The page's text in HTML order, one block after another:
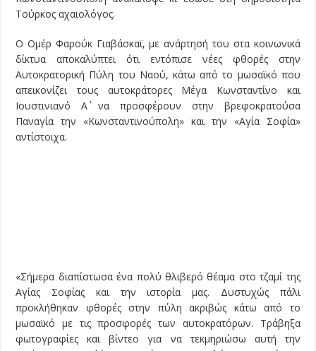
Τούρκος αχαιολόγος.
Ο Ομέρ Φαρούκ Γιαβάσκαϊ, με ανάρτησή του στα κοινωνικά
δίκτυα αποκαλύπτει ότι εντόπισε νέες φθορές στην
Αυτοκρατορική Πύλη του Ναού, κάτω από το μωσαϊκό που
απεικονίζει τους αυτοκράτορες Μέγα Κωνσταντίνο και
Ιουστινιανό Α΄ να προσφέρουν στην βρεφοκρατούσα
Παναγία την «Κωνσταντινούπολη» και την «Αγία Σοφία»
αντίστοιχα.
«Σήμερα διαπίστωσα ένα πολύ θλιβερό θέαμα στο τζαμί της
Αγίας Σοφίας και την ιστορία μας. Δυστυχώς πάλι
προκλήθηκαν φθορές στην πύλη ακριβώς κάτω από το
μωσαϊκό με τις προσφορές των αυτοκρατόρων. Τράβηξα
φωτογραφίες και βίντεο για να τεκμηριώσω αυτή την